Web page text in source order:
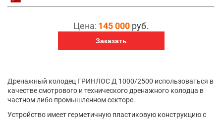
Цена: 145 000 руб.
Заказать
Дренажный колодец ГРИНЛОС Д 1000/2500 использоваться в
качестве смотрового и технического дренажного колодца в
частном либо промышленном секторе.
Устройство имеет герметичную пластиковую конструкцию с